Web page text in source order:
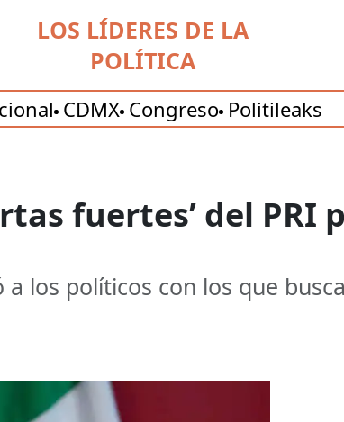
LOS LÍDERES DE LA
POLÍTICA
CDMX Congreso Politileaks
fuertes’ del PRI
los políticos con los que